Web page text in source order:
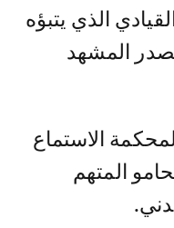
الذي يتبؤه
المشهد
الاستماع
المتهم